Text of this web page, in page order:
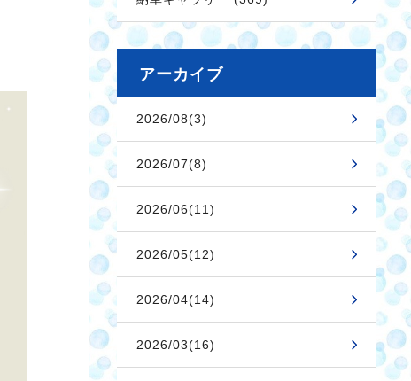
アーカイブ
2026/08(3)
2026/07(8)
2026/06(11)
2026/05(12)
2026/04(14)
2026/03(16)